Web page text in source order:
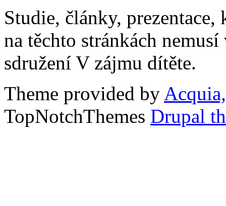
Studie, články,
na těchto stránkách
sdružení V zájmu dítěte.
Theme provided by
TopNotchThemes Drupal